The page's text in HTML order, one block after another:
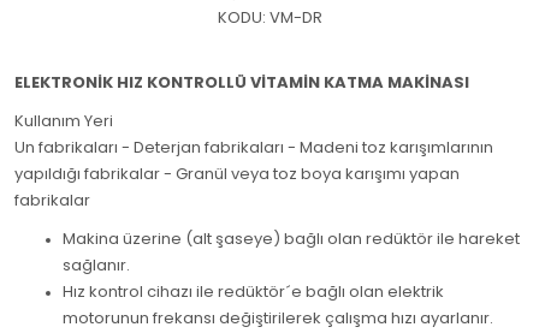
KODU: VM-DR
ELEKTRONİK HIZ KONTROLLÜ VİTAMİN KATMA MAKİNASI
Kullanım Yeri
Un fabrikaları - Deterjan fabrikaları - Madeni toz karışımlarının
yapıldığı fabrikalar - Granül veya toz boya karışımı yapan
fabrikalar
Makina üzerine (alt şaseye) bağlı olan redüktör ile hareket
sağlanır.
Hız kontrol cihazı ile redüktör´e bağlı olan elektrik
motorunun frekansı değiştirilerek çalışma hızı ayarlanır.